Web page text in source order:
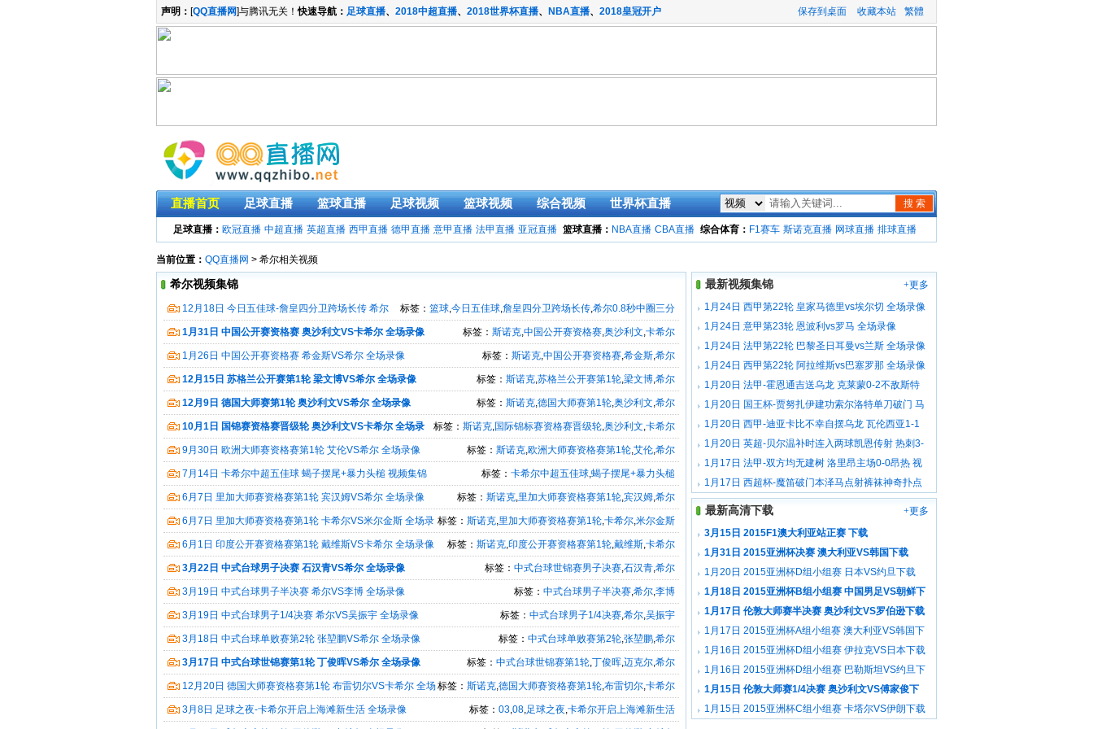
保存到桌面 收藏本站 繁體
声明： [QQ直播网]与腾讯无关！快速导航： 足球直播、 2018中超直播、 2018世界杯直播、 NBA直播、 2018皇冠开户
直播首页 足球直播 篮球直播 足球视频 篮球视频 综合视频 世界杯直播 搜 索
足球直播： 欧冠直播 中超直播 英超直播 西甲直播 德甲直播 意甲直播 法甲直播 亚冠直播 篮球直播： NBA直播 CBA直播 综合体育： F1赛车 斯诺克直播 网球直播 排球直播
当前位置： QQ直播网 > 希尔相关视频
希尔视频集锦
标签： 篮球,今日五佳球,詹皇四分卫跨场长传,希尔0.8秒中圈三分
12月18日 今日五佳球-詹皇四分卫跨场长传 希尔
0.8秒中圈三分 视频集锦
标签： 斯诺克,中国公开赛资格赛,奥沙利文,卡希尔
1月31日 中国公开赛资格赛 奥沙利文VS卡希尔 全场录像
标签： 斯诺克,中国公开赛资格赛,希金斯,希尔
1月26日 中国公开赛资格赛 希金斯VS希尔 全场录像
标签： 斯诺克,苏格兰公开赛第1轮,梁文博,希尔
12月15日 苏格兰公开赛第1轮 梁文博VS希尔 全场录像
标签： 斯诺克,德国大师赛第1轮,奥沙利文,希尔
12月9日 德国大师赛第1轮 奥沙利文VS希尔 全场录像
标签： 斯诺克,国际锦标赛资格赛晋级轮,奥沙利文,卡希尔
10月1日 国锦赛资格赛晋级轮 奥沙利文VS卡希尔 全场录
像
标签： 斯诺克,欧洲大师赛资格赛第1轮,艾伦,希尔
9月30日 欧洲大师赛资格赛第1轮 艾伦VS希尔 全场录像
标签： 卡希尔中超五佳球,蝎子摆尾+暴力头槌
7月14日 卡希尔中超五佳球 蝎子摆尾+暴力头槌 视频集锦
标签： 斯诺克,里加大师赛资格赛第1轮,宾汉姆,希尔
6月7日 里加大师赛资格赛第1轮 宾汉姆VS希尔 全场录像
标签： 斯诺克,里加大师赛资格赛第1轮,卡希尔,米尔金斯
6月7日 里加大师赛资格赛第1轮 卡希尔VS米尔金斯 全场录
像
标签： 斯诺克,印度公开赛资格赛第1轮,戴维斯,卡希尔
6月1日 印度公开赛资格赛第1轮 戴维斯VS卡希尔 全场录像
标签： 中式台球世锦赛男子决赛,石汉青,希尔
3月22日 中式台球男子决赛 石汉青VS希尔 全场录像
标签： 中式台球男子半决赛,希尔,李博
3月19日 中式台球男子半决赛 希尔VS李博 全场录像
标签： 中式台球男子1/4决赛,希尔,吴振宇
3月19日 中式台球男子1/4决赛 希尔VS吴振宇 全场录像
标签： 中式台球单败赛第2轮,张堃鹏,希尔
3月18日 中式台球单败赛第2轮 张堃鹏VS希尔 全场录像
标签： 中式台球世锦赛第1轮,丁俊晖,迈克尔,希尔
3月17日 中式台球世锦赛第1轮 丁俊晖VS希尔 全场录像
标签： 斯诺克,德国大师赛资格赛第1轮,布雷切尔,卡希尔
12月20日 德国大师赛资格赛第1轮 布雷切尔VS卡希尔 全场
录像
标签： 03,08,足球之夜,卡希尔开启上海滩新生活
3月8日 足球之夜-卡希尔开启上海滩新生活 全场录像
最新视频集锦
+更多
1月24日 西甲第22轮 皇家马德里vs埃尔切 全场录像
1月24日 意甲第23轮 恩波利vs罗马 全场录像
1月24日 法甲第22轮 巴黎圣日耳曼vs兰斯 全场录像
1月24日 西甲第22轮 阿拉维斯vs巴塞罗那 全场录像
1月20日 法甲-霍恩通吉送乌龙 克莱蒙0-2不敌斯特
拉斯堡 视频集锦
1月20日 国王杯-贾努扎伊建功索尔洛特单刀破门 马
竞客场0-2皇家社会出局 视频集锦
1月20日 西甲-迪亚卡比不幸自摆乌龙 瓦伦西亚1-1
平塞维利亚 视频集锦
1月20日 英超-贝尔温补时连入两球凯恩传射 热刺3-
2神奇逆转莱斯特 视频集锦
1月17日 法甲-双方均无建树 洛里昂主场0-0昂热 视
频集锦
1月17日 西超杯-魔笛破门本泽马点射裤袜神奇扑点
皇马2-0毕巴夺冠 视频集锦
最新高清下载
+更多
3月15日 2015F1澳大利亚站正赛 下载
1月31日 2015亚洲杯决赛 澳大利亚VS韩国下载
1月20日 2015亚洲杯D组小组赛 日本VS约旦下载
1月18日 2015亚洲杯B组小组赛 中国男足VS朝鲜下
载1月17日 伦敦大师赛半决赛 奥沙利文VS罗伯逊下载
1月17日 2015亚洲杯A组小组赛 澳大利亚VS韩国下
载1月16日 2015亚洲杯D组小组赛 伊拉克VS日本下载
1月16日 2015亚洲杯D组小组赛 巴勒斯坦VS约旦下
载1月15日 伦敦大师赛1/4决赛 奥沙利文VS傅家俊下
载1月15日 2015亚洲杯C组小组赛 卡塔尔VS伊朗下载